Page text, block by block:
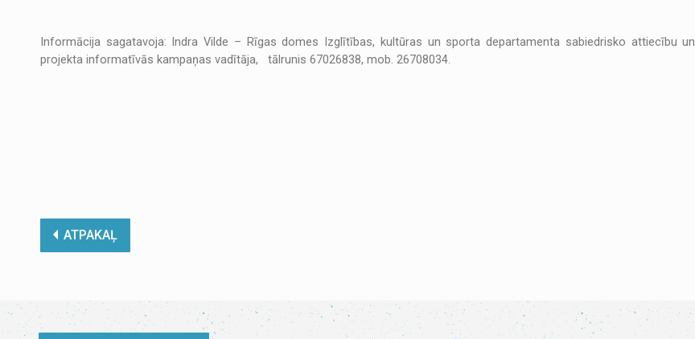
Informācija sagatavoja: Indra Vilde – Rīgas domes Izglītības, kultūras un sporta departamenta sabiedrisko attiecību un
projekta informatīvās kampaņas vadītāja, tālrunis 67026838, mob. 26708034.
ATPAKAĻ